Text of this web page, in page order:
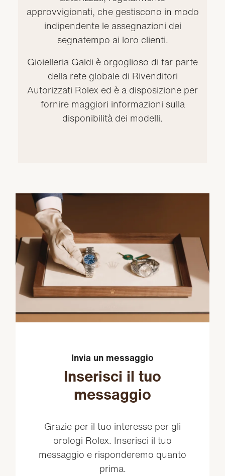
approvvigionati, che gestiscono in modo
indipendente le assegnazioni dei
segnatempo ai loro clienti.
Gioielleria Galdi è orgoglioso di far parte
della rete globale di Rivenditori
Autorizzati Rolex ed è a disposizione per
fornire maggiori informazioni sulla
disponibilità dei modelli.
Invia un messaggio
Inserisci il tuo
messaggio
Grazie per il tuo interesse per gli
orologi Rolex. Inserisci il tuo
messaggio e risponderemo quanto
prima.